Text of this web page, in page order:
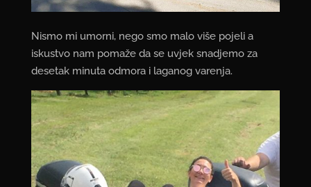
Nismo mi umorni, nego smo malo više pojeli a
iskustvo nam pomaže da se uvjek snadjemo za
desetak minuta odmora i laganog varenja.